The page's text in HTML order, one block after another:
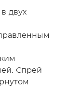
двух
Спрей